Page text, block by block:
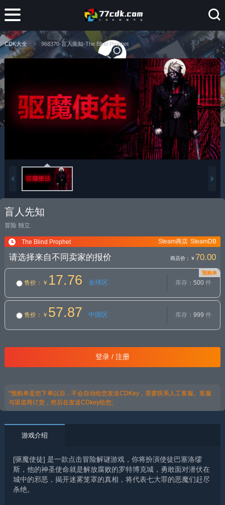
CDK大全 968370-盲人先知-The Blind Prophet
盲人先知
冒险 独立
The Blind Prophet SteamDB
Steam商店
请选择来自不同卖家的报价 商店价： ￥ 70.00
预购单
售价 ：￥ 17.76 全球区 库存： 500件
售价 ：￥ 57.87 中国区 库存： 999 件
登录 / 注册
*预购单是您下单以后，不会自动给您发送CDKey，需要联系人工客服。客服
与渠道商订货，然后在发送CDkey给您;
游戏介绍
[驱魔使徒] 是一款点击冒险解谜游戏，你将扮演使徒巴塞洛缪
斯，他的神圣使命就是解放腐败的罗特博克城，勇敢面对潜伏在
城中的邪恶，揭开迷雾笼罩的真相，将代表七大罪的恶魔们赶尽
杀绝。